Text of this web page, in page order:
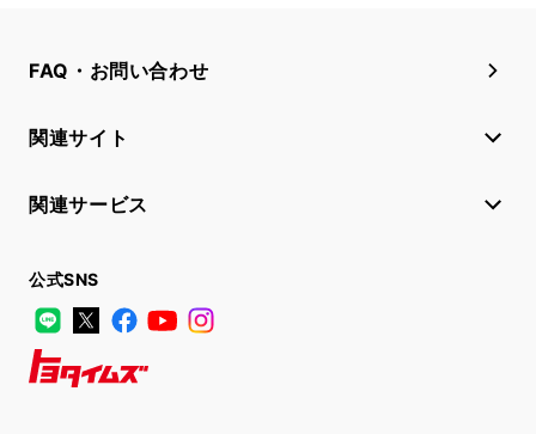
FAQ・お問い合わせ
関連サイト
関連サービス
公式SNS
LINE
X FacebookYouTube